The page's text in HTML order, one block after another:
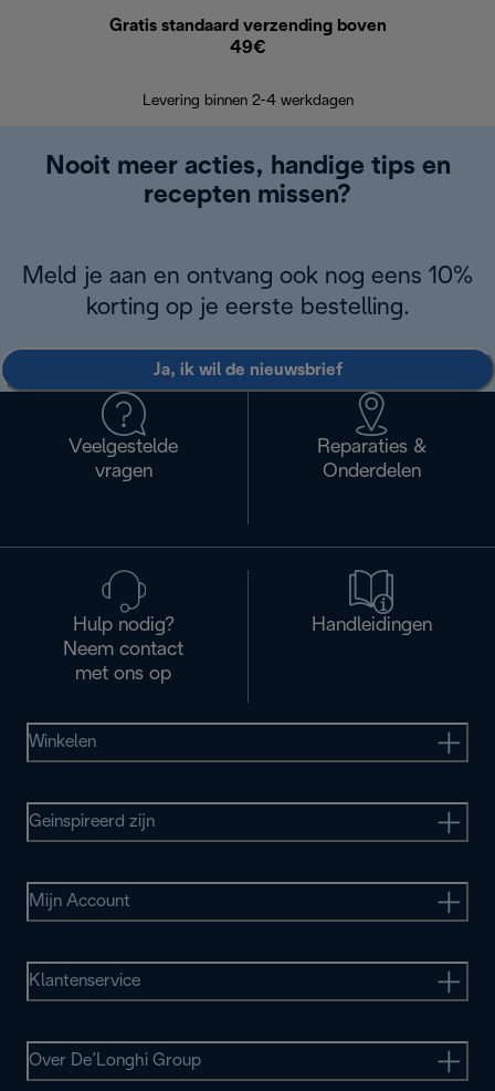
Gratis standaard verzending boven
49€
Levering binnen 2-4 werkdagen
Nooit meer acties, handige tips en
recepten missen?
Meld je aan en ontvang ook nog eens 10%
korting op je eerste bestelling.
Ja, ik wil de nieuwsbrief
Veelgestelde
vragen
Reparaties &
Onderdelen
Hulp nodig?
Neem contact
met ons op
Handleidingen
Winkelen
Geinspireerd zijn
Mijn Account
Klantenservice
Over De’Longhi Group